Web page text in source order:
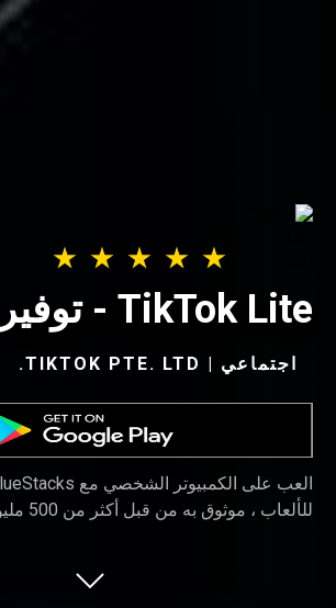
TikTok Lite - توفير البيانات
اجتماعي | TIKTOK PTE. LTD.‏
للألعاب ، موثوق به من قبل أكثر من 500 مليون لاعب.